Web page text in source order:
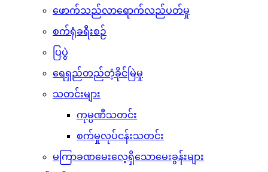
ဖောက်သည်လာရောက်လည်ပတ်မှု
စက်ရုံခရီးစဉ်
ပြပွဲ
ရေရှည်တည်တံ့ခိုင်မြဲမှု
သတင်းများ
ကုမ္ပဏီသတင်း
စက်မှုလုပ်ငန်းသတင်း
မကြာခဏမေးလေ့ရှိသောမေးခွန်းများ